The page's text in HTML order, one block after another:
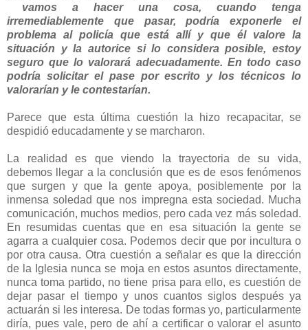
vamos a hacer una cosa, cuando tenga
irremediablemente que pasar, podría exponerle el
problema al policía que está allí y que él valore la
situación y la autorice si lo considera posible, estoy
seguro que lo valorará adecuadamente. En todo caso
podría solicitar el pase por escrito y los técnicos lo
valorarían y le contestarían.
Parece que esta última cuestión la hizo recapacitar, se
despidió educadamente y se marcharon.
La realidad es que viendo la trayectoria de su vida,
debemos llegar a la conclusión que es de esos fenómenos
que surgen y que la gente apoya, posiblemente por la
inmensa soledad que nos impregna esta sociedad. Mucha
comunicación, muchos medios, pero cada vez más soledad.
En resumidas cuentas que en esa situación la gente se
agarra a cualquier cosa. Podemos decir que por incultura o
por otra causa. Otra cuestión a señalar es que la dirección
de la Iglesia nunca se moja en estos asuntos directamente,
nunca toma partido, no tiene prisa para ello, es cuestión de
dejar pasar el tiempo y unos cuantos siglos después ya
actuarán si les interesa. De todas formas yo, particularmente
diría, pues vale, pero de ahí a certificar o valorar el asunto